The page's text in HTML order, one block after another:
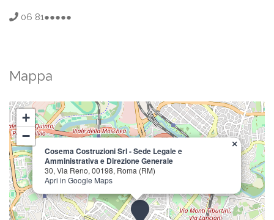
06 81●●●●●
Mappa
Cosema Costruzioni Srl - Sede Legale e
Amministrativa e Direzione Generale
30, Via Reno, 00198, Roma (RM)
Apri in Google Maps
×
+
−